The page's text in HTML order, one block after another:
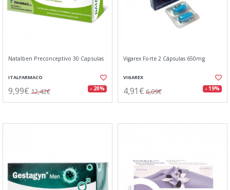
Natalben Preconceptivo 30 Capsulas
ITALFARMACO
9,99€ 12,42€ - 20%
Vigarex Forte 2 Cápsulas 650mg
VIGAREX
4,91€ 6,09€ - 19%